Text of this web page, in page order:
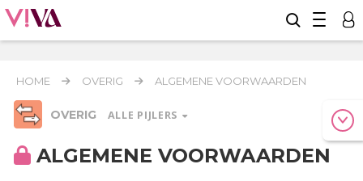
HOME OVERIG ALGEMENE VOORWAARDEN
OVERIG ALLE PIJLERS
ALGEMENE VOORWAARDEN